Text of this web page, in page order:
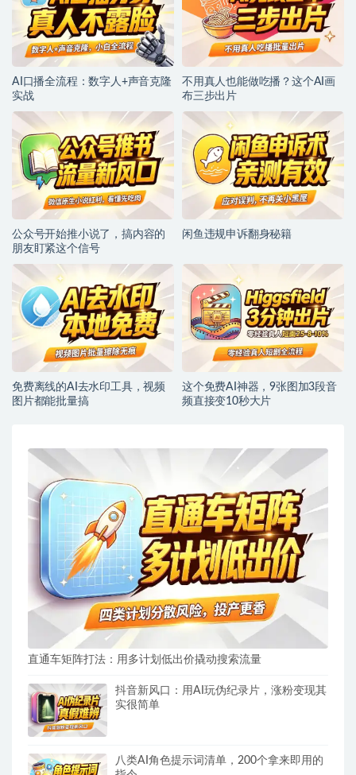
AI口播全流程：数字人+声音克隆
实战
不用真人也能做吃播？这个AI画
布三步出片
公众号开始推小说了，搞内容的
朋友盯紧这个信号
闲鱼违规申诉翻身秘籍
免费离线的AI去水印工具，视频
图片都能批量搞
这个免费AI神器，9张图加3段音
频直接变10秒大片
直通车矩阵打法：用多计划低出价撬动搜索流量
抖音新风口：用AI玩伪纪录片，涨粉变现其
实很简单
八类AI角色提示词清单，200个拿来即用的